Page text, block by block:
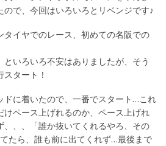
ので、今回はいろいろとリベンジです♪
タイヤでのレース、初めての名阪での
いろいろ不安はありましたが、そう
タート！
ドに着いたので、一番でスタート…これ
けペース上げれるのか、ペース上げれ
、、、「誰か抜いてくれるやろ、その
たら、誰も前に出てくれず…最後まで